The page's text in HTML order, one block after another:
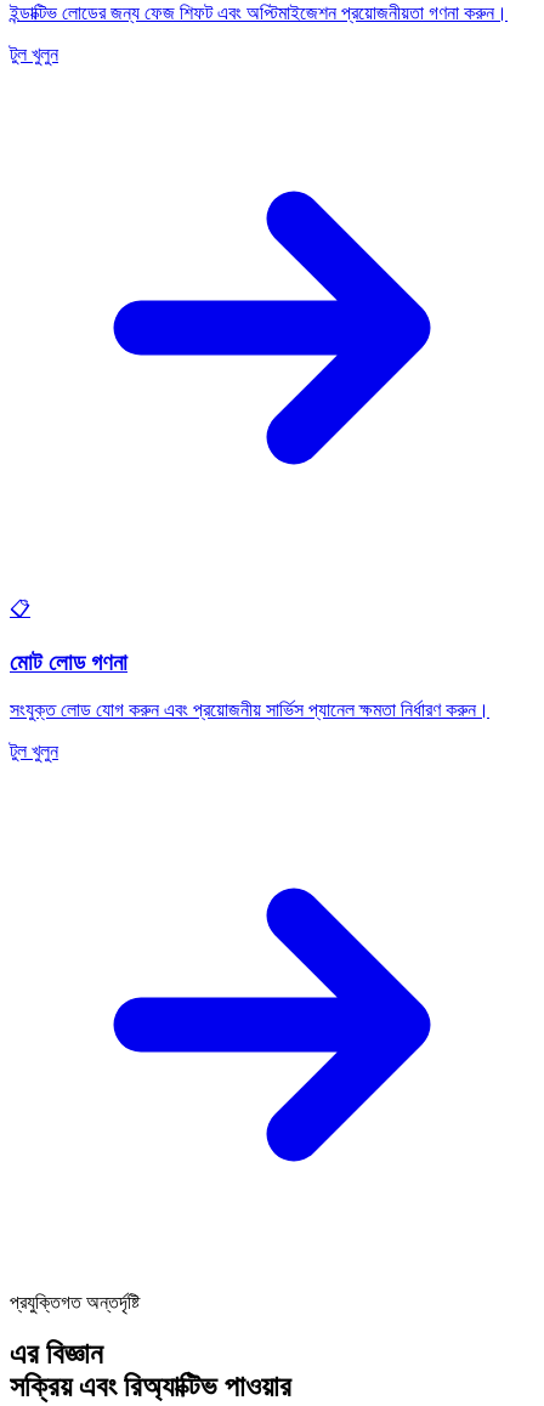
ইন্ডাক্টিভ লোডের জন্য ফেজ শিফট এবং অপ্টিমাইজেশন প্রয়োজনীয়তা গণনা করুন।
টুল খুলুন
📋
মোট লোড গণনা
সংযুক্ত লোড যোগ করুন এবং প্রয়োজনীয় সার্ভিস প্যানেল ক্ষমতা নির্ধারণ করুন।
টুল খুলুন
প্রযুক্তিগত অন্তর্দৃষ্টি
এর বিজ্ঞান
সক্রিয় এবং রিঅ্যাক্টিভ পাওয়ার